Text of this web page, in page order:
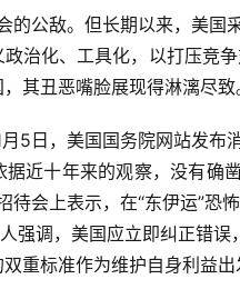
的公敌。但长期以来，美国
治化、工具化，以打压竞
其丑恶嘴脸展现得淋漓尽
5日，美国国务院网站发布
据近十年来的观察，没有确
待会上表示，在“东伊运”
强调，美国应立即纠正错
重标准作为维护自身利益